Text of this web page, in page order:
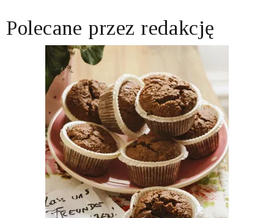
Polecane przez redakcję